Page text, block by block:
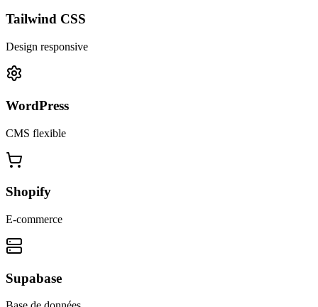
Tailwind CSS
Design responsive
WordPress
CMS flexible
Shopify
E-commerce
Supabase